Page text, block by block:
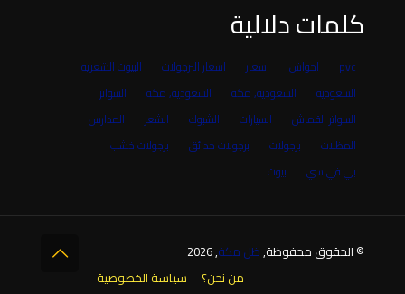
كلمات دلالية
pvc احواش اسعار اسعار البرجولات
البيوت الشعريه
السعودية
السعودية, مكة السعودية, مكة
السواتر
السواتر القماش
السيارات الشبوك الشعر
المدارس
المظلات
برجولات برجولات حدائق
برجولات خشب
بي في سي
بيوت
© الحقوق محفوظة,ظل مكة, 2026
من نحن؟
سياسة الخصوصية